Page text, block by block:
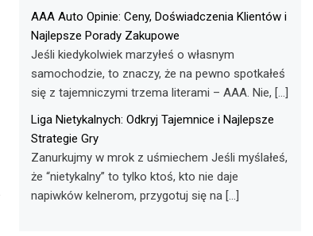
AAA Auto Opinie: Ceny, Doświadczenia Klientów i
Najlepsze Porady Zakupowe
Jeśli kiedykolwiek marzyłeś o własnym
samochodzie, to znaczy, że na pewno spotkałeś
się z tajemniczymi trzema literami – AAA. Nie, […]
Liga Nietykalnych: Odkryj Tajemnice i Najlepsze
Strategie Gry
Zanurkujmy w mrok z uśmiechem Jeśli myślałeś,
że “nietykalny” to tylko ktoś, kto nie daje
napiwków kelnerom, przygotuj się na […]